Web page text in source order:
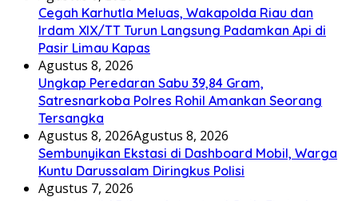
Cegah Karhutla Meluas, Wakapolda Riau dan
Irdam XIX/TT Turun Langsung Padamkan Api di
Pasir Limau Kapas
Agustus 8, 2026
Ungkap Peredaran Sabu 39,84 Gram,
Satresnarkoba Polres Rohil Amankan Seorang
Tersangka
Agustus 8, 2026Agustus 8, 2026
Sembunyikan Ekstasi di Dashboard Mobil, Warga
Kuntu Darussalam Diringkus Polisi
Agustus 7, 2026